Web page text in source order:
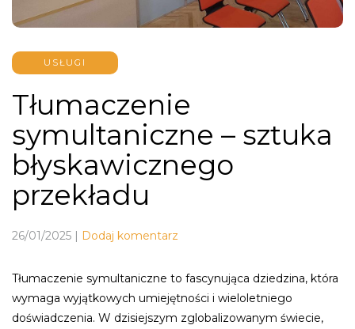
USŁUGI
Tłumaczenie
symultaniczne – sztuka
błyskawicznego
przekładu
26/01/2025 | Dodaj komentarz
Tłumaczenie symultaniczne to fascynująca dziedzina, która
wymaga wyjątkowych umiejętności i wieloletniego
doświadczenia. W dzisiejszym zglobalizowanym świecie,